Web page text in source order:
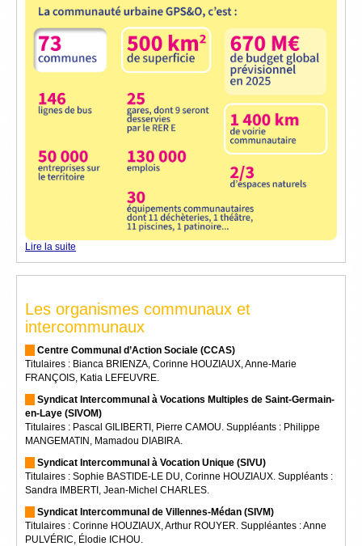
Lire la suite
Les organismes communaux et
intercommunaux
Centre Communal d’Action Sociale (CCAS)
Titulaires : Bianca BRIENZA, Corinne HOUZIAUX, Anne-Marie
FRANÇOIS, Katia LEFEUVRE.
Syndicat Intercommunal à Vocations Multiples de Saint-Germain-
en-Laye (SIVOM)
Titulaires : Pascal GILIBERTI, Pierre CAMOU. Suppléants : Philippe
MANGEMATIN, Mamadou DIABIRA.
Syndicat Intercommunal à Vocation Unique (SIVU)
Titulaires : Sophie BASTIDE-LE DU, Corinne HOUZIAUX. Suppléants :
Sandra IMBERTI, Jean-Michel CHARLES.
Syndicat Intercommunal de Villennes-Médan (SIVM)
Titulaires : Corinne HOUZIAUX, Arthur ROUYER. Suppléantes : Anne
PULVÉRIC, Élodie ICHOU.